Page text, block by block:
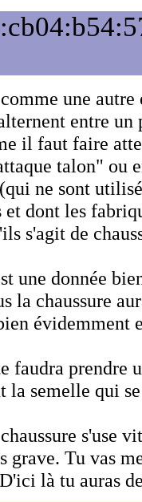
une
entre un
il faut faire
talon" ou
ne sont
et dont les
s'agit de
une donnée
la chaussure
évidemment
faudra prendre
la semelle qui
s'use
grave. Tu vas
là tu auras